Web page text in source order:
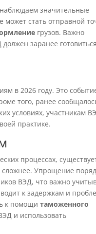
значительные
может стать отправной
грузов. Важно
заранее
в 2026 году. Это
того, ранее
условиях, участникам
практике.
процессах,
сложнее. Упрощение
ВЭД, что важно
к задержкам и
к помощитаможенного
и использовать